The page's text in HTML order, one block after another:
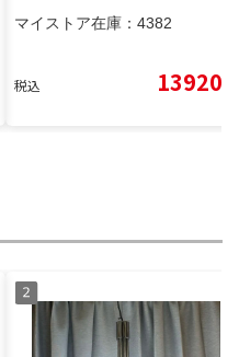
マイストア在庫： 4382
税込 13920